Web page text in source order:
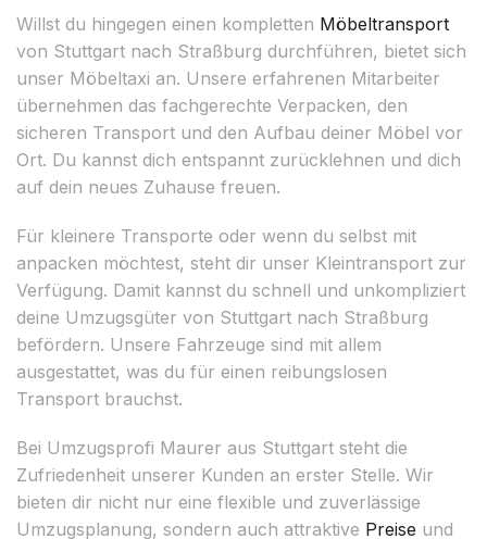
Willst du hingegen einen kompletten Möbeltransport
von Stuttgart nach Straßburg durchführen, bietet sich
unser Möbeltaxi an. Unsere erfahrenen Mitarbeiter
übernehmen das fachgerechte Verpacken, den
sicheren Transport und den Aufbau deiner Möbel vor
Ort. Du kannst dich entspannt zurücklehnen und dich
auf dein neues Zuhause freuen.
Für kleinere Transporte oder wenn du selbst mit
anpacken möchtest, steht dir unser Kleintransport zur
Verfügung. Damit kannst du schnell und unkompliziert
deine Umzugsgüter von Stuttgart nach Straßburg
befördern. Unsere Fahrzeuge sind mit allem
ausgestattet, was du für einen reibungslosen
Transport brauchst.
Bei Umzugsprofi Maurer aus Stuttgart steht die
Zufriedenheit unserer Kunden an erster Stelle. Wir
bieten dir nicht nur eine flexible und zuverlässige
Umzugsplanung, sondern auch attraktive Preise und